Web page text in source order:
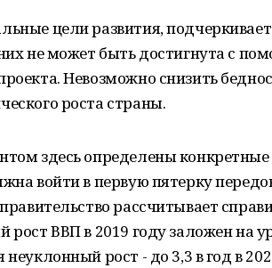
цели развития,
не может быть достигнута с
Невозможно снизить
роста страны.
здесь определены
войти в первую пятерку
рассчитывает
рост ВВП в 2019 году заложен на
неуклонный рост - до 3,3 в год в